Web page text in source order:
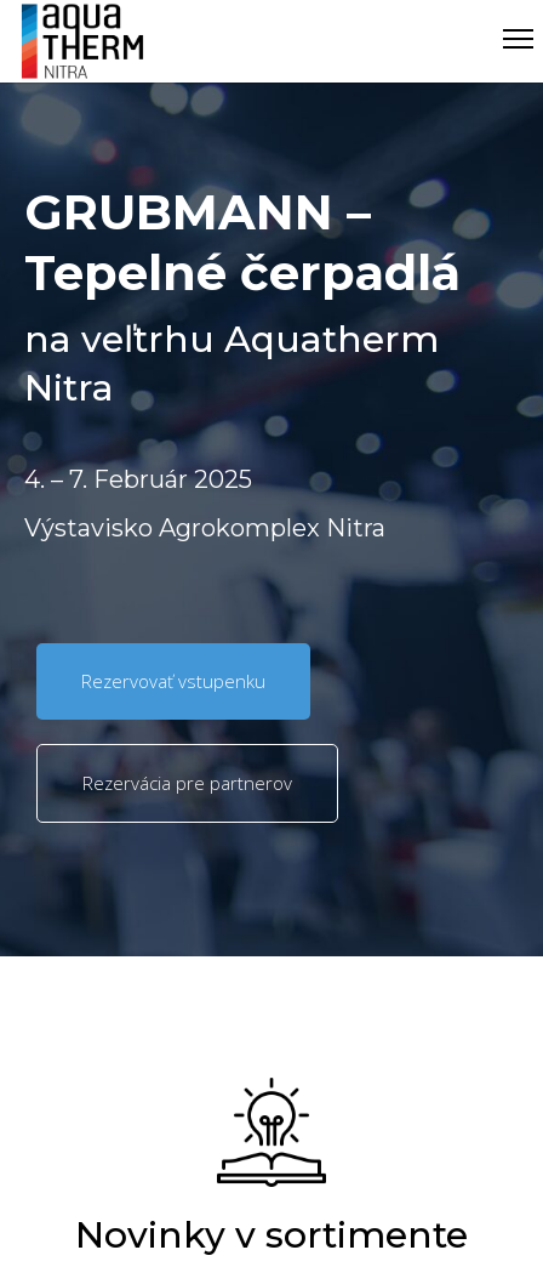
GRUBMANN –
Tepelné čerpadlá
na veľtrhu Aquatherm
Nitra
4. – 7. Február 2025
Výstavisko Agrokomplex Nitra
Rezervovať vstupenku
Rezervácia pre partnerov
Novinky v sortimente